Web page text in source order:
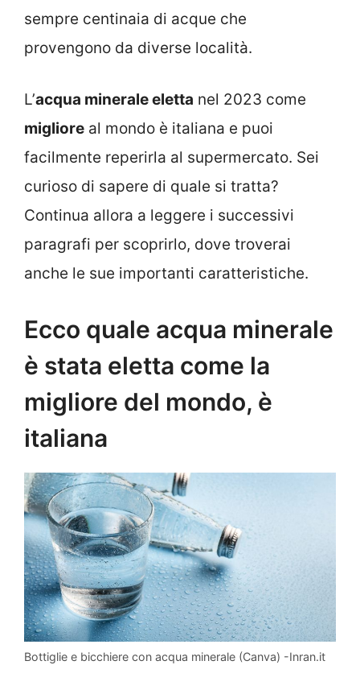
sempre centinaia di acque che
provengono da diverse località.
L’acqua minerale eletta nel 2023 come
migliore al mondo è italiana e puoi
facilmente reperirla al supermercato. Sei
curioso di sapere di quale si tratta?
Continua allora a leggere i successivi
paragrafi per scoprirlo, dove troverai
anche le sue importanti caratteristiche.
Ecco quale acqua minerale
è stata eletta come la
migliore del mondo, è
italiana
Bottiglie e bicchiere con acqua minerale (Canva) -Inran.it